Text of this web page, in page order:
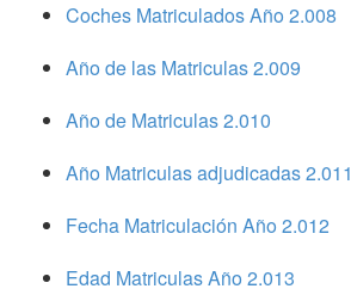
Coches Matriculados Año 2.008
Año de las Matriculas 2.009
Año de Matriculas 2.010
Año Matriculas adjudicadas 2.011
Fecha Matriculación Año 2.012
Edad Matriculas Año 2.013